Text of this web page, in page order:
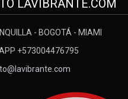
LAVIBRANTE.COM
- BOGOTÁ - MIAMI
+573004476795